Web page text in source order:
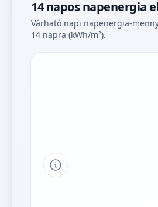
14 napos napenergia
Várható napi napenergia-
14 napra (kWh/m²).
Tipp a grafikon